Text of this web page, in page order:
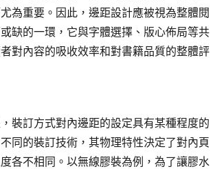
為重要。因此，邊距設計應被視為整體閱
缺的一環，它與字體選擇、版心佈局等共
對內容的吸收效率和對書籍品質的整體評
裝訂方式對內邊距的設定具有某種程度的
不同的裝訂技術，其物理特性決定了對內頁
各不相同。以無線膠裝為例，為了讓膠水